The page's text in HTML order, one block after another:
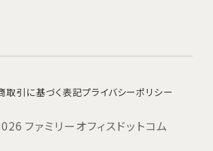
取引に基づく表記プライバシーポリシー
ファミリーオフィスドットコム